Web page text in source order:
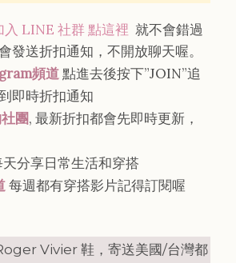
入 LINE 社群 點這裡 就不會錯過
發送折扣通知，不開放聊天喔。
頻道點進去後按下”JOIN”追
即時折扣通知
團, 最新折扣都會先即時更新，
分享日常生活和穿搭
每週都有穿搭影片記得訂閱喔
Vivier 鞋，寄送美國/台灣都